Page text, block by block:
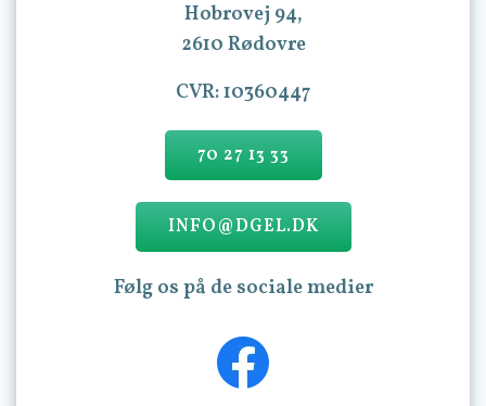
Hobrovej 94,
2610 Rødovre
CVR: 10360447
70 27 13 33
INFO@DGEL.DK
Følg os på de sociale medier